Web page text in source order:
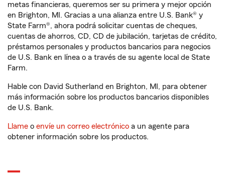
metas financieras, queremos ser su primera y mejor opción
en Brighton, MI. Gracias a una alianza entre U.S. Bank® y
State Farm®, ahora podrá solicitar cuentas de cheques,
cuentas de ahorros, CD, CD de jubilación, tarjetas de crédito,
préstamos personales y productos bancarios para negocios
de U.S. Bank en línea o a través de su agente local de State
Farm.
Hable con David Sutherland en Brighton, MI, para obtener
más información sobre los productos bancarios disponibles
de U.S. Bank.
Llame o envíe un correo electrónico a un agente para
obtener información sobre los productos.